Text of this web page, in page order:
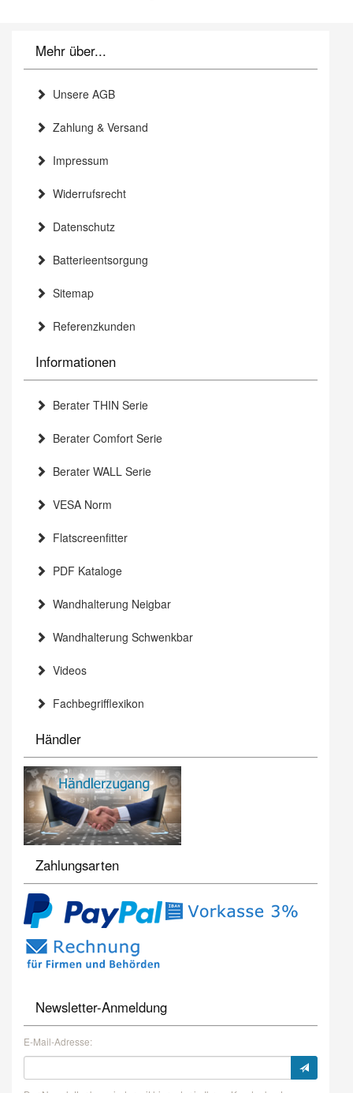
Mehr über...
Unsere AGB
Zahlung & Versand
Impressum
Widerrufsrecht
Datenschutz
Batterieentsorgung
Sitemap
Referenzkunden
Informationen
Berater THIN Serie
Berater Comfort Serie
Berater WALL Serie
VESA Norm
Flatscreenfitter
PDF Kataloge
Wandhalterung Neigbar
Wandhalterung Schwenkbar
Videos
Fachbegrifflexikon
Händler
Zahlungsarten
Newsletter-Anmeldung
E-Mail-Adresse: